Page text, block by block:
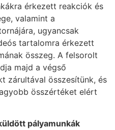
érkezett reakciók és
valamint a
ugyancsak
tartalomra érkezett
összeg. A felsorolt
majd a végső
zárultával összesítünk, és
összértéket elért
pályamunkák